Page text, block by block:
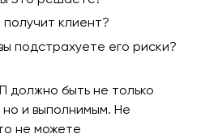
получит клиент?
подстрахуете его риски?
должно быть не только
и выполнимым. Не
не можете